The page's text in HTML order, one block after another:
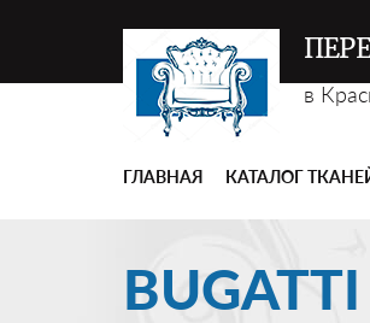
в
ГЛАВНАЯ КАТАЛОГ